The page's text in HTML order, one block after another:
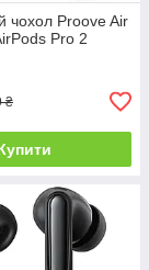
чохол Proove Air
Pro 2
₴